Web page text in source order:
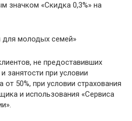
значком «Скидка 0,3%» на
для молодых семей»
не предоставивших
занятости при условии
от 50%, при условии страхования
и использования «Сервиса